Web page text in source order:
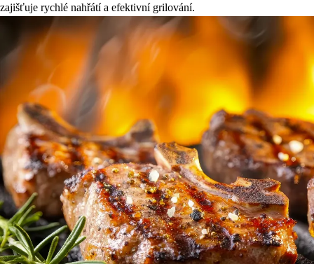
zajišťuje rychlé nahřátí a efektivní grilování.